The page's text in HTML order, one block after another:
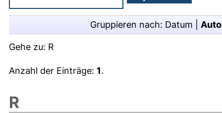
Gruppieren nach: Datum
Gehe zu: R
Anzahl der Einträge: 1.
R